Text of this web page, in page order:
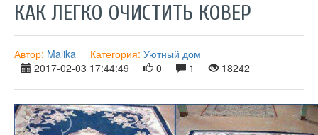
КАК ЛЕГКО ОЧИСТИТЬ КОВЕР
Автор: Malika Категория: Уютный дом
2017-02-03 17:44:49
0 1 18242